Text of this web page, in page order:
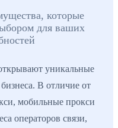
которые
для ваших
уникальные
В отличие от
мобильные прокси
операторов связи,